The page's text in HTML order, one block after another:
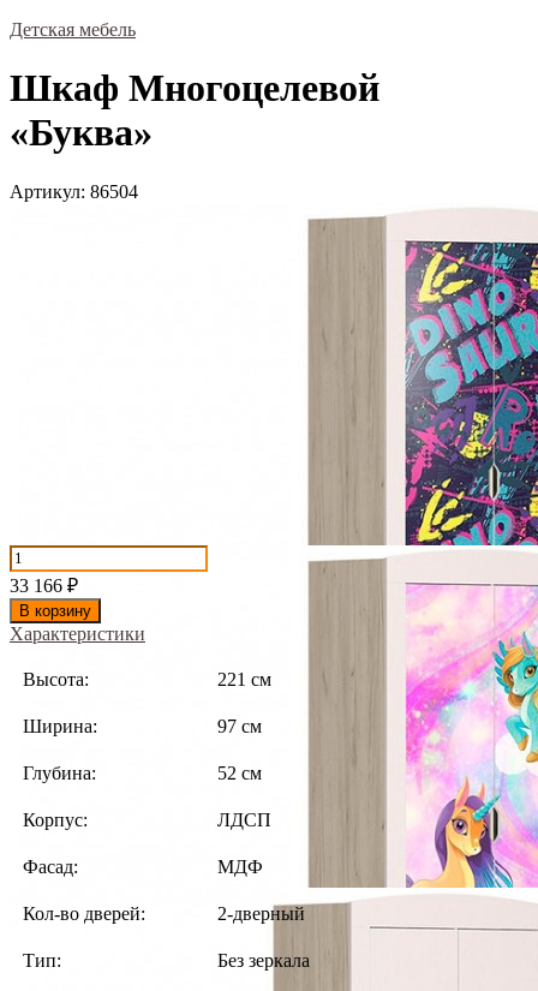
Детская мебель
Шкаф Многоцелевой
«Буква»
Артикул: 86504
33 166 ₽
В корзину
Характеристики
Высота: 221 см
Ширина: 97 см
Глубина: 52 см
Корпус: ЛДСП
Фасад: МДФ
Кол-во дверей: 2-дверный
Тип: Без зеркала